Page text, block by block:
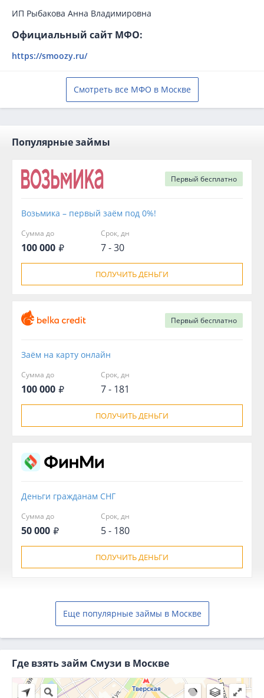
ИП Рыбакова Анна Владимировна
Официальный сайт МФО:
https://smoozy.ru/
Смотреть все МФО в Москве
Популярные займы
Первый бесплатно
Возьмика – первый заём под 0%!
Сумма до
100 000
Срок, дн
7 - 30
ПОЛУЧИТЬ ДЕНЬГИ
Первый бесплатно
Заём на карту онлайн
Сумма до
100 000
Срок, дн
7 - 181
ПОЛУЧИТЬ ДЕНЬГИ
Деньги гражданам СНГ
Сумма до
50 000
Срок, дн
5 - 180
ПОЛУЧИТЬ ДЕНЬГИ
Еще популярные займы в Москве
Где взять займ Смузи в Москве